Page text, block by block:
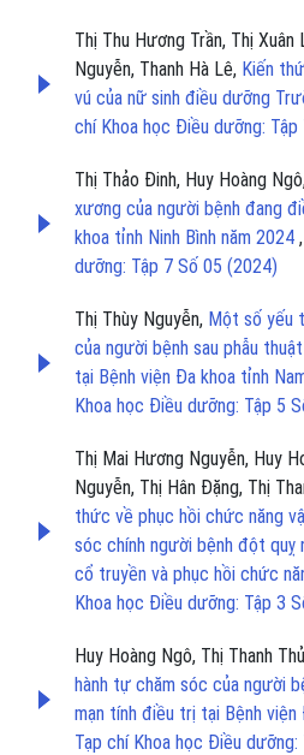
Thị Thu Hương Trần, Thị
Nguyễn, Thanh Hà Lê, Kiến
vú của nữ sinh điều dưỡng
chí Khoa học Điều dưỡng:
Thị Thảo Đinh, Huy Hoàng
xương của người bệnh đang
khoa tỉnh Ninh Bình năm 2024 ,
dưỡng: Tập 7 Số 05 (2024)
Thị Thùy Nguyễn, Một số yếu
của người bệnh sau phẫu
tại Bệnh viện Đa khoa tỉnh
Khoa học Điều dưỡng: Tập 5
Thị Mai Hương Nguyễn, Huy
Nguyễn, Thị Hân Đặng, Thị
thức về phục hồi chức năng
sóc chính người bệnh đột quỵ
cổ truyền và phục hồi chức
Khoa học Điều dưỡng: Tập 3
Huy Hoàng Ngô, Thị Thanh
hành tự chăm sóc của người
mạn tính điều trị tại Bệnh viện
Tạp chí Khoa học Điều